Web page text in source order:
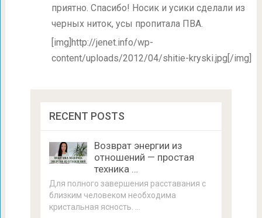
приятно. Спасибо! Носик и усики сделали из
черных ниток, усы пропитала ПВА.
[img]http://jenet.info/wp-
content/uploads/2012/04/shitie-kryski.jpg[/img]
RECENT POSTS
Возврат энергии из
отношений — простая
техника …
Для полного завершения расставания с
близким человеком необходима
кристальная ясность. …